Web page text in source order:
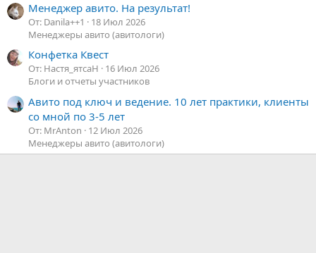
Менеджер авито. На результат!
От: Danila++1
18 Июл 2026
Менеджеры авито (авитологи)
Конфетка Квест
От: Настя_ятсаН
16 Июл 2026
Блоги и отчеты участников
Авито под ключ и ведение. 10 лет практики, клиенты
со мной по 3-5 лет
От: MrAnton
12 Июл 2026
Менеджеры авито (авитологи)